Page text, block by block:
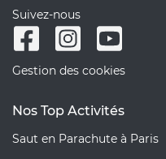
Suivez-nous
Gestion des cookies
Nos Top Activités
Saut en Parachute à Paris